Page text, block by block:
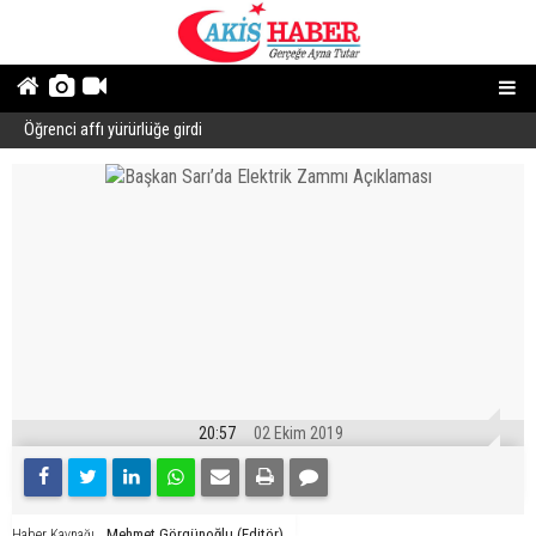
Öğrenci affı yürürlüğe girdi
20:57 02 Ekim 2019